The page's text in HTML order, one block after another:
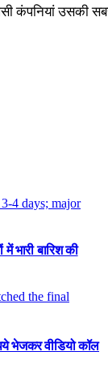
कंपनियां उसकी
भारी बारिश की
भेजकर वीडियो कॉल